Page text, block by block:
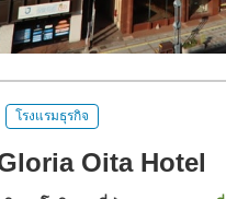
โรงแรมธุรกิจ
Oita Hotel